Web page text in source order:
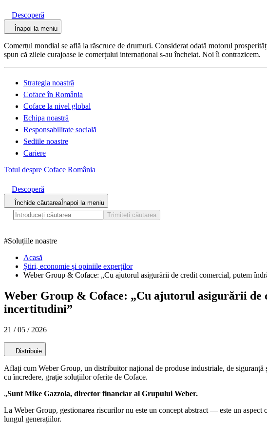
Descoperă
Înapoi la meniu
Comerțul mondial se află la răscruce de drumuri. Considerat odată motorul
spun că zilele curajoase le comerțului internațional s-au încheiat. Noi îi contrazicem.
Strategia noastră
Coface în România
Coface la nivel global
Echipa noastră
Responsabilitate socială
Sediile noastre
Cariere
Totul despre Coface România
Descoperă
Închide căutareaÎnapoi la meniu
Trimiteți căutarea
#Soluțiile noastre
Acasă
Știri, economie și opiniile experților
Weber Group & Coface: „Cu ajutorul asigurării de credit comercial, putem
Weber Group & Coface: „Cu ajutorul asigurării
incertitudini”
21 / 05 / 2026
Distribuie
Aflați cum Weber Group, un distribuitor național de produse industriale, de
cu încredere, grație soluțiilor oferite de Coface.
„Sunt Mike Gazzola, director financiar al Grupului Weber.
La Weber Group, gestionarea riscurilor nu este un concept abstract — este un
lungul generațiilor.